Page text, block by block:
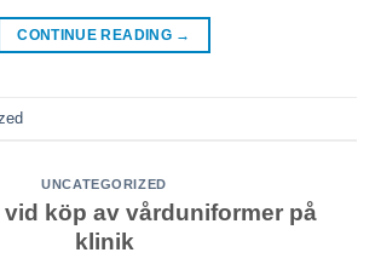
CONTINUE READING →
UNCATEGORIZED
köp av vårduniformer på
klinik